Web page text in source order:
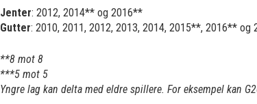
Jenter: 2012, 2014** og 2016**
Gutter: 2010, 2011, 2012, 2013, 2014, 2015**, 2016** og
**8 mot 8
***5 mot 5
Yngre lag kan delta med eldre spillere. For eksempel kan